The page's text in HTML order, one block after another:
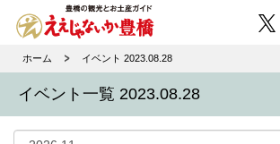
ホーム イベント 2023.08.28
イベント一覧 2023.08.28